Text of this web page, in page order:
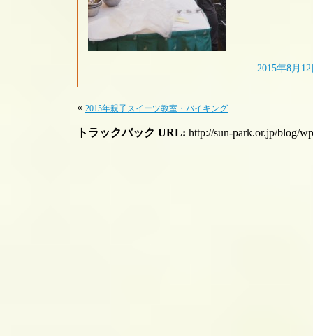
2015年8月
« 2015年親子スイーツ教室・バイキング
トラックバック URL: http://sun-park.or.jp/blog/